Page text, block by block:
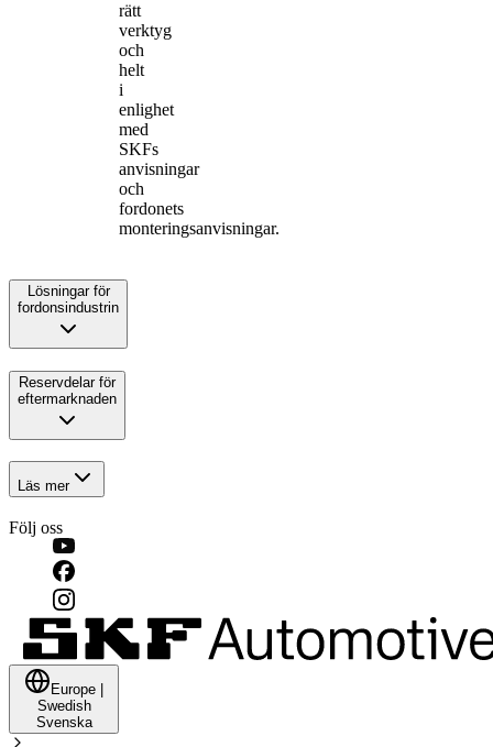
rätt
verktyg
och
helt
i
enlighet
med
SKFs
anvisningar
och
fordonets
monteringsanvisningar.
Lösningar för
fordonsindustrin
Reservdelar för
eftermarknaden
Läs mer
Följ oss
Europe
Swedish
Svenska